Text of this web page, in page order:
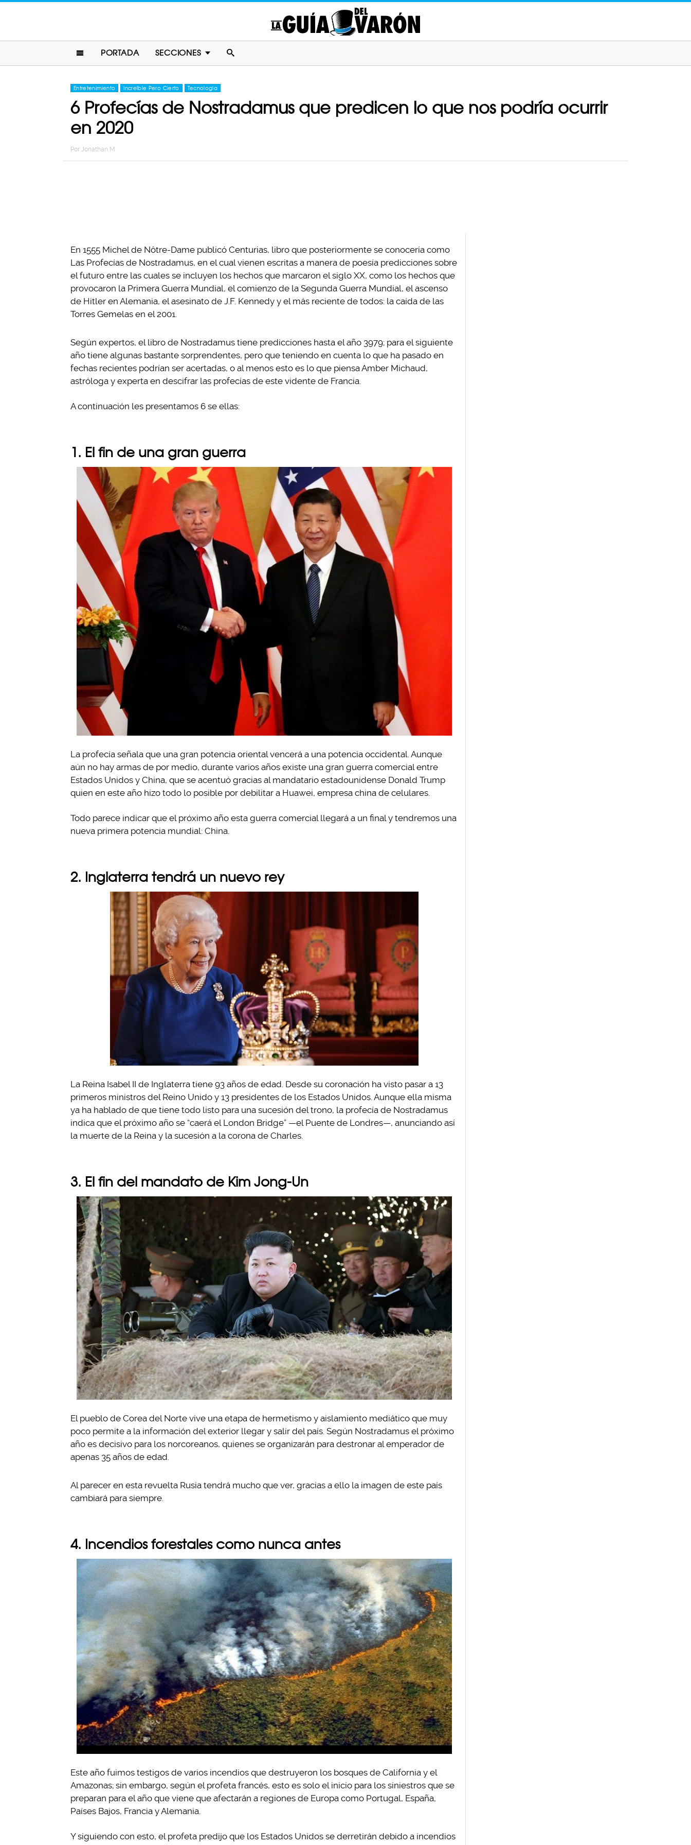
PORTADA SECCIONES
Entretenimiento Increíble Pero Cierto Tecnología
6 Profecías de Nostradamus que predicen lo que nos podría ocurrir
en 2020
Por Jonathan M
En 1555 Michel de Nôtre-Dame publicó Centurias, libro que posteriormente se conocería como
Las Profecías de Nostradamus, en el cual vienen escritas a manera de poesía predicciones sobre
el futuro entre las cuales se incluyen los hechos que marcaron el siglo XX, como los hechos que
provocaron la Primera Guerra Mundial, el comienzo de la Segunda Guerra Mundial, el ascenso
de Hitler en Alemania, el asesinato de J.F. Kennedy y el más reciente de todos: la caída de las
Torres Gemelas en el 2001.
Según expertos, el libro de Nostradamus tiene predicciones hasta el año 3979; para el siguiente
año tiene algunas bastante sorprendentes, pero que teniendo en cuenta lo que ha pasado en
fechas recientes podrían ser acertadas, o al menos esto es lo que piensa Amber Michaud,
astróloga y experta en descifrar las profecías de este vidente de Francia.
A continuación les presentamos 6 se ellas:
1. El fin de una gran guerra
La profecía señala que una gran potencia oriental vencerá a una potencia occidental. Aunque
aún no hay armas de por medio, durante varios años existe una gran guerra comercial entre
Estados Unidos y China, que se acentuó gracias al mandatario estadounidense Donald Trump
quien en este año hizo todo lo posible por debilitar a Huawei, empresa china de celulares.
Todo parece indicar que el próximo año esta guerra comercial llegará a un final y tendremos una
nueva primera potencia mundial: China.
2. Inglaterra tendrá un nuevo rey
La Reina Isabel II de Inglaterra tiene 93 años de edad. Desde su coronación ha visto pasar a 13
primeros ministros del Reino Unido y 13 presidentes de los Estados Unidos. Aunque ella misma
ya ha hablado de que tiene todo listo para una sucesión del trono, la profecía de Nostradamus
indica que el próximo año se “caerá el London Bridge” —el Puente de Londres—, anunciando así
la muerte de la Reina y la sucesión a la corona de Charles.
3. El fin del mandato de Kim Jong-Un
El pueblo de Corea del Norte vive una etapa de hermetismo y aislamiento mediático que muy
poco permite a la información del exterior llegar y salir del país. Según Nostradamus el próximo
año es decisivo para los norcoreanos, quienes se organizarán para destronar al emperador de
apenas 35 años de edad.
Al parecer en esta revuelta Rusia tendrá mucho que ver, gracias a ello la imagen de este país
cambiará para siempre.
4. Incendios forestales como nunca antes
Este año fuimos testigos de varios incendios que destruyeron los bosques de California y el
Amazonas; sin embargo, según el profeta francés, esto es solo el inicio para los siniestros que se
preparan para el año que viene que afectarán a regiones de Europa como Portugal, España,
Países Bajos, Francia y Alemania.
Y siguiendo con esto, el profeta predijo que los Estados Unidos se derretirán debido a incendios